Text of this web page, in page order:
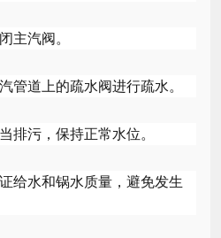
主汽阀。
管道上的疏水阀进行疏水。
排污，保持正常水位。
给水和锅水质量，避免发生